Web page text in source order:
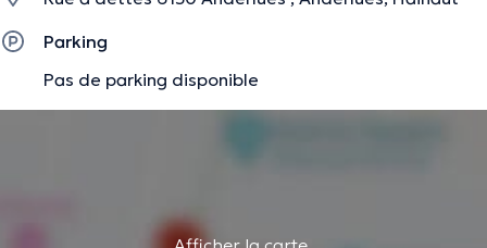
Parking
Pas de parking disponible